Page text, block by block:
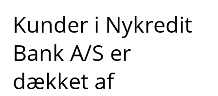
Kunder i Nykredit
Bank A/S er
dækket af